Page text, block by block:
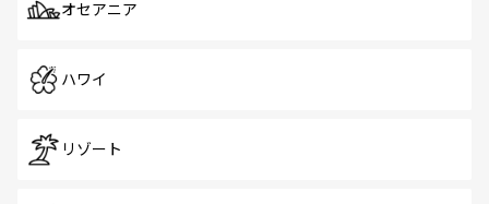
オセアニア
ハワイ
リゾート